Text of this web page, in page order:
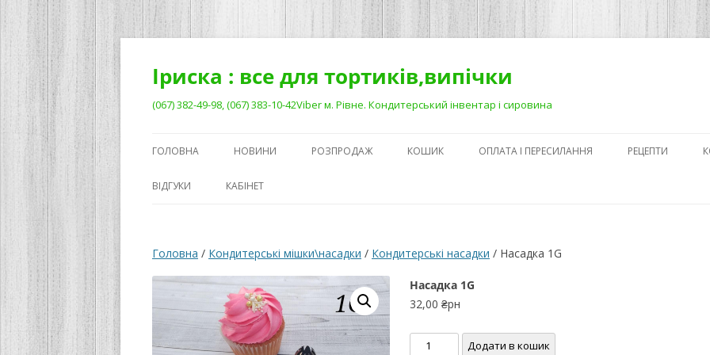
Перейти
Іриска : все для тортиків,випічки
(067) 382-49-98, (067) 383-10-42Viber м. Рівне. Кондитерський інвентар і сировина
ГОЛОВНА НОВИНИ РОЗПРОДАЖ КОШИК ОПЛАТА І ПЕРЕСИЛАННЯ РЕЦЕПТИ
АБО ЯК
ВІДГУКИ КАБІНЕТ
Головна / Кондитерські мішки\насадки / Кондитерські насадки / Насадка 1G
Насадка 1G
32,00 ₴рн
Насадка
Додати в кошик